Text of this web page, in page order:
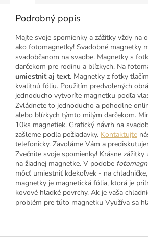
Podrobný popis
Majte svoje spomienky a zážitky vždy na
ako fotomagnetky! Svadobné magnetky
svadobčanom na svadbe. Magnetky s
darčekom pre rodinu a blízkych. Na
umiestniť aj text. Magnetky z fotky
kvalitnú fóliu. Použitím predvolených
jednoducho vytvoríte magnetku podľa
Zvládnete to jednoducho a pohodlne
alebo blízkych týmto milým darčekom.
10ks magnetiek. Grafický návrh na
zašleme podľa požiadavky. Kontaktujte
telefonicky. Zavoláme Vám a
Zvečnite svoje spomienky! Krásne
na žiadnej magnetke. V podobe
môcť umiestniť kdekoľvek - na
magnetky je magnetická fólia, ktorá je
kovové hladké povrchy. Ak je vaša
problém pre túto magnetku Využíva sa
Z